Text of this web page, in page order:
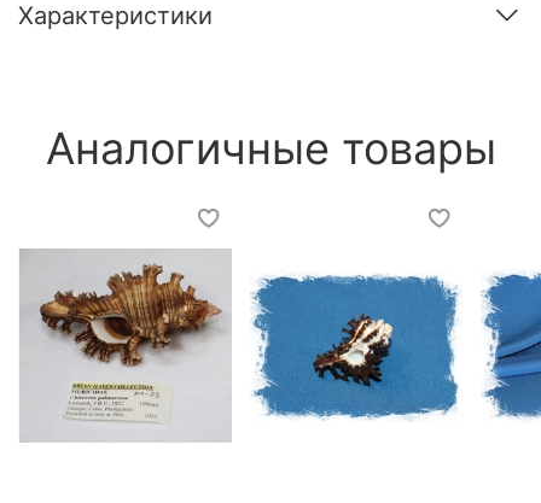
Характеристики
Аналогичные товары